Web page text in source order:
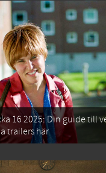
16 2025: Din guide till
trailers här